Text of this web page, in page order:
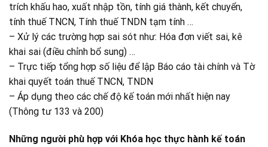
trích khấu hao, xuất nhập tồn, tính giá thành, kết chuyển,
tính thuế TNCN, Tính thuế TNDN tạm tính …
– Xử lý các trường hợp sai sót như: Hóa đơn viết sai, kê
khai sai (điều chỉnh bổ sung) …
– Trực tiếp tổng hợp số liệu để lập Báo cáo tài chính và Tờ
khai quyết toán thuế TNCN, TNDN
– Áp dụng theo các chế độ kế toán mới nhất hiện nay
(Thông tư 133 và 200)
Những người phù hợp với Khóa học thực hành kế toán